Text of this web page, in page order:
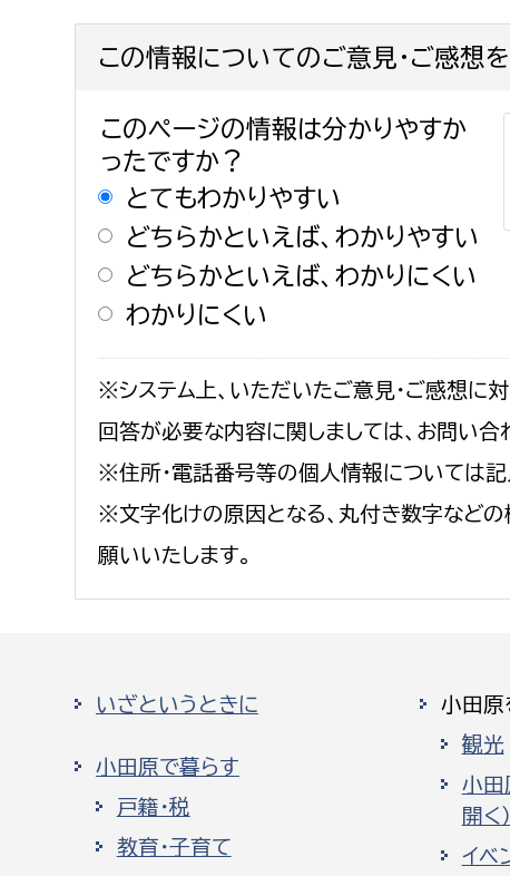
この情報についてのご意見・ご感想
このページの情報は分かりやすか
ったですか？
とてもわかりやすい
どちらかといえば、わかりやすい
どちらかといえば、わかりにくい
わかりにくい
※システム上、いただいたご意見・ご感想に
回答が必要な内容に関しましては、お問い
※住所・電話番号等の個人情報については記
※文字化けの原因となる、丸付き数字など
願いいたします。
いざというときに
小田原で暮らす
戸籍・税
教育・子育て
小田原
観光
小田
開く）
イベ